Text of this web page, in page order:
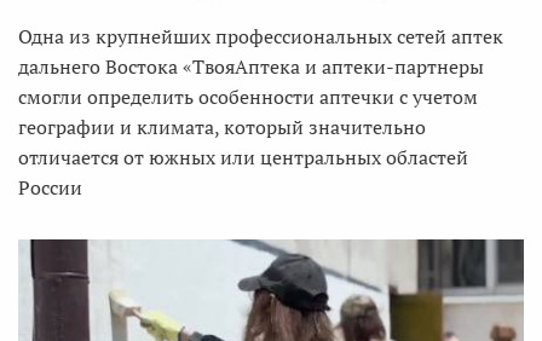
Одна из крупнейших профессиональных сетей аптек
дальнего Востока «ТвояАптека и аптеки-партнеры
смогли определить особенности аптечки с учетом
географии и климата, который значительно
отличается от южных или центральных областей
России